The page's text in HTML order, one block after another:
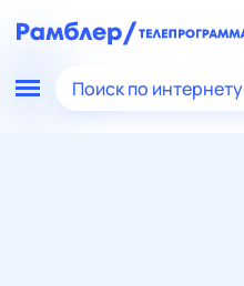
Поиск по интернету